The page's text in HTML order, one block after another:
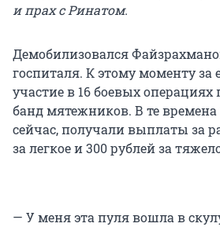
и прах с Ринатом.
Демобилизовался
госпиталя. К этому моменту за
участие в 16 боевых
банд мятежников. В те
сейчас, получали выплаты за
за легкое и 300 рублей за
— У меня эта пуля вошла в